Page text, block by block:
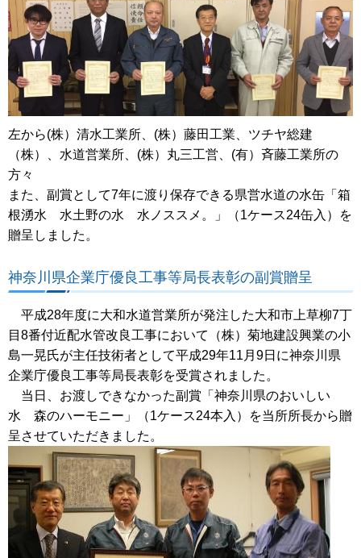
左から(株）清水工業所、(株）藤田工業、ツチヤ総建
（株）、水道営業所、(株）丸三工営、(有）斉藤工業所の
方々
また、副賞として7年に渡り保存できる県営水道の水缶「箱
根湧水 水土野の水 水ノススメ。」（1ケース24缶入）を
贈呈しました。
神奈川県企業庁優良工事等局長表彰の副賞贈呈
平成28年度に大和水道営業所が発注した大和市上草柳7丁
目8番付近配水管改良工事において（株）菊地建設興業の小
島一晃氏が主任技術者として平成29年11月9日に神奈川県
企業庁優良工事等局長表彰を受賞されました。
当日、お渡しできなかった副賞「神奈川県のおいしい
水 森のハーモニー」（1ケース24本入）を当所所長から贈
呈させていただきました。